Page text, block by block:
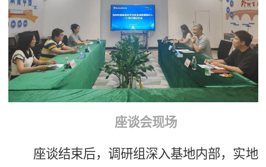
座谈会现场
座谈结束后，调研组深入基地内部，实地